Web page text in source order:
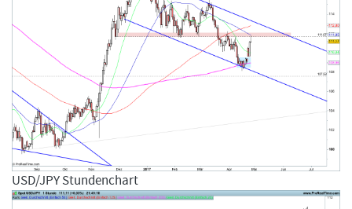
USD/JPY Stundenchart